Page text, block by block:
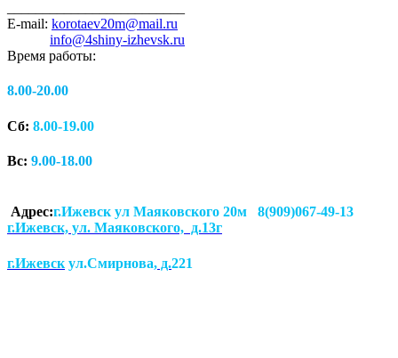
E-mail: korotaev20m@mail.ru
info@4shiny-izhevsk.ru
Время работы:
8.00-20.00
Сб: 8.00-19.00
Вс: 9.00-18.00
Адрес:г.Ижевск ул Маяковского 20м 8(909)067-49-13
г.Ижевск, ул. Маяковского, д.13г
г.Ижевск ул.Смирнова, д.221